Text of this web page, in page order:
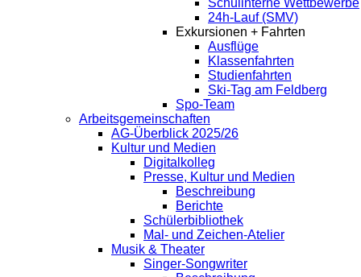
Schulinterne Wettbewerbe
24h-Lauf (SMV)
Exkursionen + Fahrten
Ausflüge
Klassenfahrten
Studienfahrten
Ski-Tag am Feldberg
Spo-Team
Arbeitsgemeinschaften
AG-Überblick 2025/26
Kultur und Medien
Digitalkolleg
Presse, Kultur und Medien
Beschreibung
Berichte
Schülerbibliothek
Mal- und Zeichen-Atelier
Musik & Theater
Singer-Songwriter